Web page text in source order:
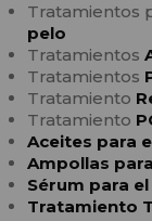
Tratamientos
pelo
Tratamientos
Tratamientos
Tratamiento
Tratamiento
Aceites para
Ampollas
Sérum para
Tratamiento